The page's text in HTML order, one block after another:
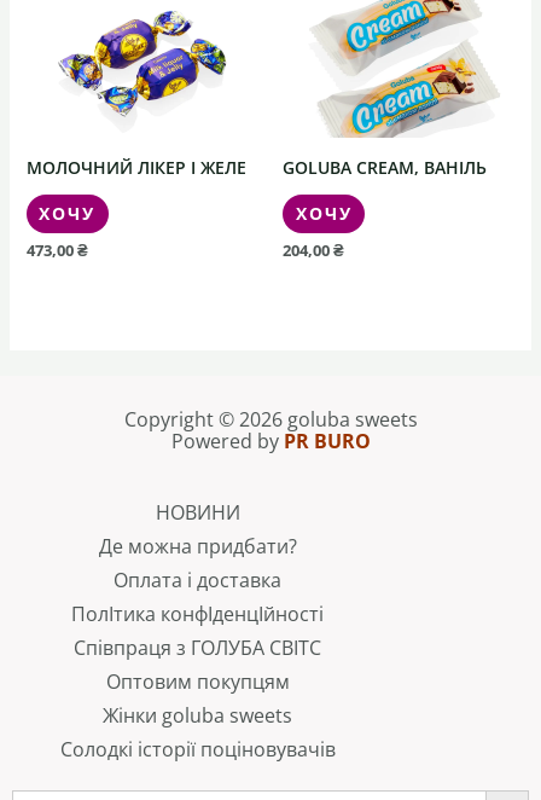
МОЛОЧНИЙ ЛІКЕР І ЖЕЛЕ
ХОЧУ
473,00₴
GOLUBA CREAM, ВАНІЛЬ
ХОЧУ
204,00₴
Copyright © 2026 goluba sweets
Powered by PR BURO
НОВИНИ
Де можна придбати?
Оплата і доставка
ПолІтика конфІденцІйності
Співпраця з ГОЛУБА СВІТС
Оптовим покупцям
Жінки goluba sweets
Солодкі історії поціновувачів
SEARCH